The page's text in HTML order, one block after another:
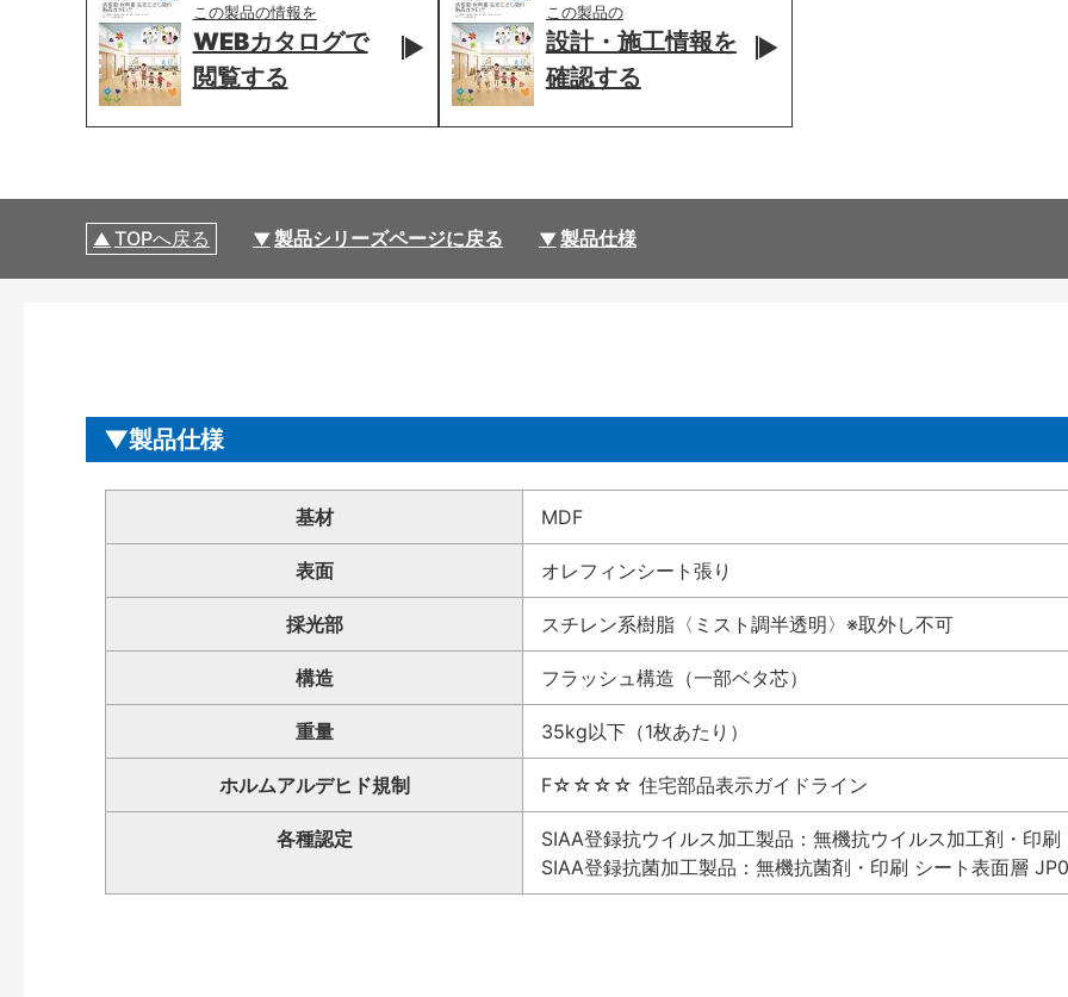
この製品の情報を
WEBカタログで
閲覧する
この製品の
設計・施工情報を
確認する
TOPへ戻る 製品シリーズページに戻る 製品仕様
製品仕様
基材 MDF
表面 オレフィンシート張り
採光部 スチレン系樹脂〈ミスト調半透明〉※取外し不可
構造 フラッシュ構造（一部ベタ芯）
重量 35kg以下（1枚あたり）
ホルムアルデヒド規制 F☆☆☆☆ 住宅部品表示ガイドライン
各種認定
SIAA登録抗ウイルス加工製品：無機抗ウイルス加工剤・印
SIAA登録抗菌加工製品：無機抗菌剤・印刷 シート表面層